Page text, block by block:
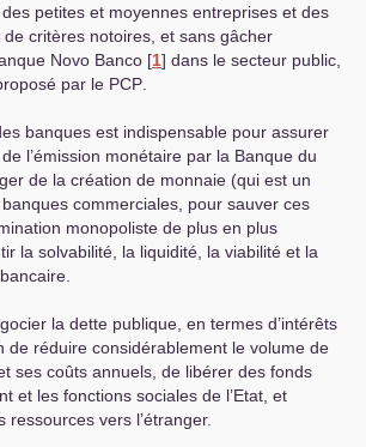
des petites et moyennes entreprises et des
critères notoires, et sans gâcher
Novo Banco [1] dans le secteur public,
par le PCP
banques est indispensable pour assurer
l’émission monétaire par la Banque du
de la création de monnaie (qui est un
commerciales, pour sauver ces
monopoliste de plus en plus
la solvabilité, la liquidité, la viabilité et la
la dette publique, en termes d’intérêts
de réduire considérablement le volume de
ses coûts annuels, de libérer des fonds
et les fonctions sociales de l’Etat, et
ressources vers l’étranger.